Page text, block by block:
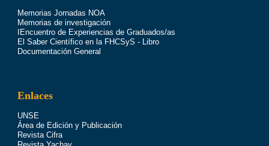
Memorias Jornadas NOA
Memorias de investigación
IEncuentro de Experiencias de Graduados/as
El Saber Científico en la FHCSyS - Libro
Documentación General
Enlaces
UNSE
Área de Edición y Publicación
Revista Cifra